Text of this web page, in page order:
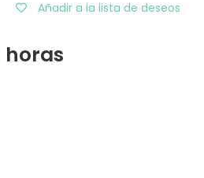
Añadir a la lista de deseos
horas